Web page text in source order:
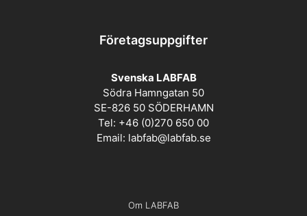
Företagsuppgifter
Svenska LABFAB
Södra Hamngatan 50
SE-826 50 SÖDERHAMN
Tel: +46 (0)270 650 00
Email: labfab@labfab.se
Om LABFAB